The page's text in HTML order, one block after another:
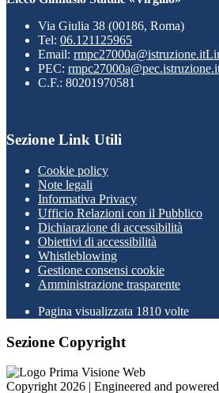
Via Giulia 38 (00186, Roma)
Tel: 06.121125965
Email: rmpc27000a@istruzione.it
PEC:
C.F.: 80201970581
Sezione Link Utili
Cookie policy
Note legali
Informativa Privacy
Ufficio Relazioni con il Pubblico
Dichiarazione di accessibilità
Obiettivi di accessibilità
Whistleblowing
Gestione consensi cookie
Amministrazione trasparente
Pagina visualizzata 1810 volte
Sezione Copyright
Copyright 2026 | Engineered and